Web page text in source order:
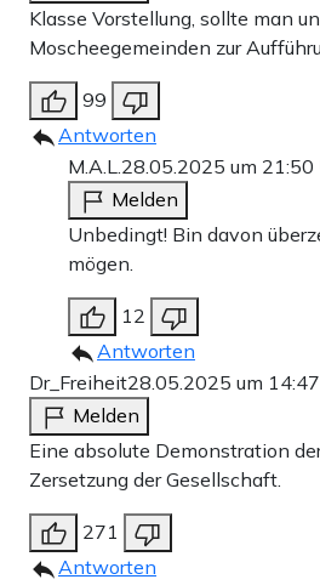
Klasse Vorstellung, sollte man
Moscheegemeinden zur
99
Antworten
M.A.L.28.05.2025 um 21:50
Melden
Unbedingt! Bin davon
mögen.
12
Antworten
Dr_Freiheit28.05.2025 um
Melden
Eine absolute Demonstration
Zersetzung der Gesellschaft.
271
Antworten